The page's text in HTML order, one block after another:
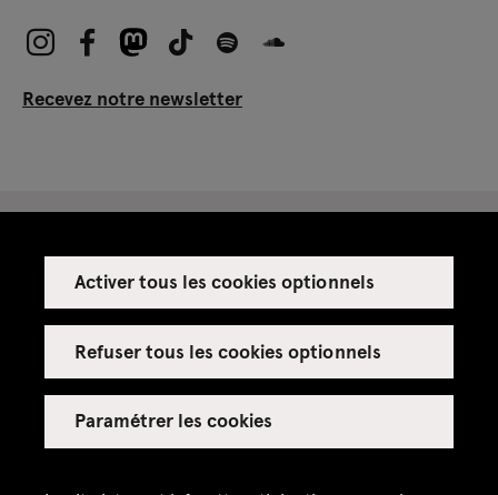
Activer tous les cookies optionnels
Refuser tous les cookies optionnels
Paramétrer les cookies
Recevez notre newsletter
Espace presse
Espace enseignant·es
Espace privatisations
Crédits